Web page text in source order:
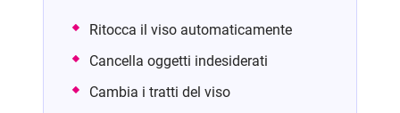
Ritocca il viso automaticamente
Cancella oggetti indesiderati
Cambia i tratti del viso